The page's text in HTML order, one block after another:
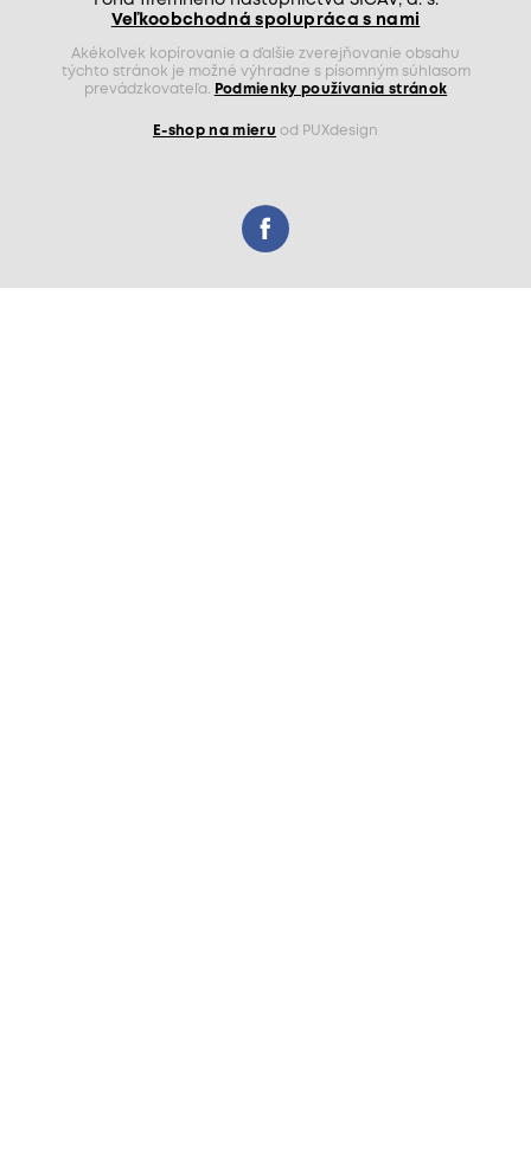
Veľkoobchodná spolupráca s nami
Akékoľvek kopírovanie a ďalšie zverejňovanie obsahu
týchto stránok je možné výhradne s písomným súhlasom
prevádzkovateľa.
Podmienky používania stránok
E-shop na mieru od PUXdesign